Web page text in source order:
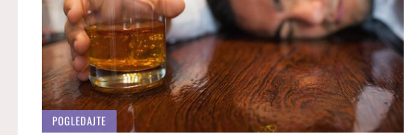
POGLEDAJTE